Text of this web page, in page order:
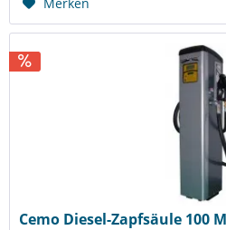
Cemo Diesel-Zapfsäule 100